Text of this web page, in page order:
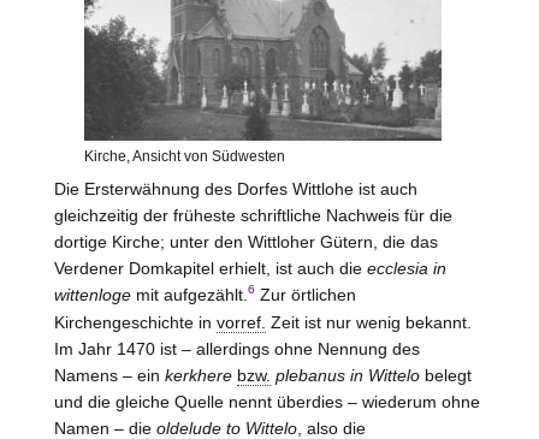
Kirche, Ansicht von Südwesten
Die Ersterwähnung des Dorfes Wittlohe ist auch
gleichzeitig der früheste schriftliche Nachweis für die
dortige Kirche; unter den Wittloher Gütern, die das
Verdener Domkapitel erhielt, ist auch die ecclesia in
wittenlogemit aufgezählt. 6 Zur örtlichen
Kirchengeschichte in vorref. Zeit ist nur wenig bekannt.
Im Jahr 1470 ist – allerdings ohne Nennung des
Namens – ein kerkhere bzw. plebanus in Wittelobelegt
und die gleiche Quelle nennt überdies – wiederum ohne
Namen – die oldelude to Wittelo, also die